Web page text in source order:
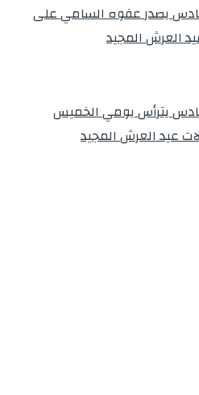
يصدر عفوه السامي على
يترأس يومي الخميس
عيد العرش المجيد